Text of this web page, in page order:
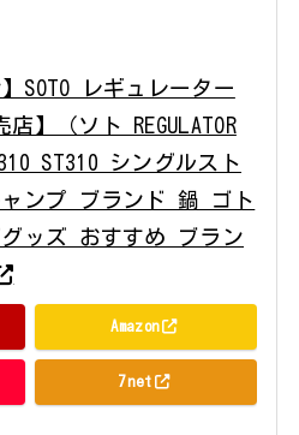
】SOTO レギュレーター
】（ソト REGULATOR
310 ST310 シングルスト
ンプ ブランド 鍋 ゴト
ッズ おすすめ ブラン
Amazon
7net